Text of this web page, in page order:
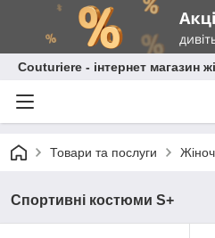
Сouturiere - інтернет магазин
Товари та послуги
Спортивні костюми S+